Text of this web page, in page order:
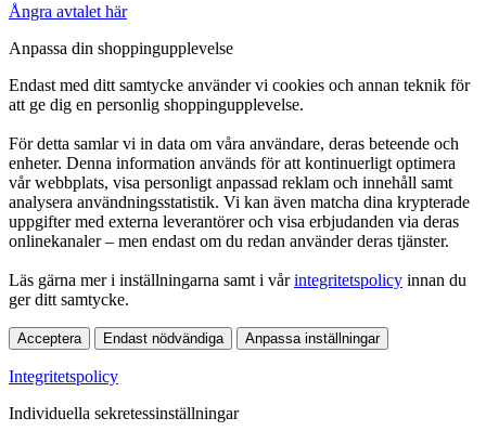
Ångra avtalet här
Anpassa din shoppingupplevelse
Endast med ditt samtycke använder vi cookies och annan teknik för
att ge dig en personlig shoppingupplevelse.
För detta samlar vi in data om våra användare, deras beteende och
enheter. Denna information används för att kontinuerligt optimera
vår webbplats, visa personligt anpassad reklam och innehåll samt
analysera användningsstatistik. Vi kan även matcha dina krypterade
uppgifter med externa leverantörer och visa erbjudanden via deras
onlinekanaler – men endast om du redan använder deras tjänster.
Läs gärna mer i inställningarna samt i vårintegritetspolicy innan du
ger ditt samtycke.
Acceptera Endast nödvändiga Anpassa inställningar
Integritetspolicy
Individuella sekretessinställningar